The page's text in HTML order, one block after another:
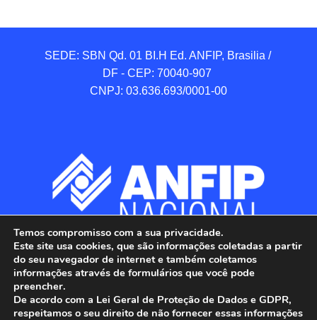
SEDE: SBN Qd. 01 BI.H Ed. ANFIP, Brasilia /
DF - CEP: 70040-907
CNPJ: 03.636.693/0001-00
Temos compromisso com a sua privacidade.
Este site usa cookies, que são informações coletadas a partir
do seu navegador de internet e também coletamos
informações através de formulários que você pode
preencher.
De acordo com a Lei Geral de Proteção de Dados e GDPR,
respeitamos o seu direito de não fornecer essas informações